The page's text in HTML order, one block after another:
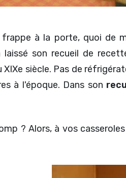
à la porte, quoi de
laissé son recueil de
XIXe siècle. Pas de
à l'époque. Dans son
? Alors, à vos